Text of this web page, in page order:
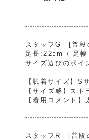
スタッフG [普段
足長:22cm / 足幅
サイズ選びのポイ
【試着サイズ】S
【サイズ感】ス
【着用コメント】
スタッフR [普段